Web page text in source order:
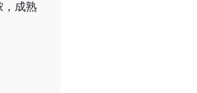
，成熟